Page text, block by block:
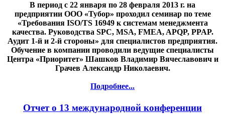
В период с 22 января по 28 февраля 2013 г. на
предприятии ООО «Тубор» проходил семинар по теме
«Требования ISO/TS 16949 к системам менеджмента
качества. Руководства SPC, MSA, FMEA, APQP, PPAP.
Аудит 1-й и 2-й стороны» для специалистов предприятия.
Обучение в компании проводили ведущие специалисты
Центра «Приоритет» Шашков Владимир Вячеславович и
Грачев Александр Николаевич.
Подробнее...
Отчет о 13 международной конференции